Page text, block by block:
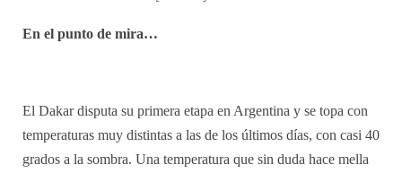
En el punto de mira…
El Dakar disputa su primera etapa en Argentina y se topa con
temperaturas muy distintas a las de los últimos días, con casi 40
grados a la sombra. Una temperatura que sin duda hace mella